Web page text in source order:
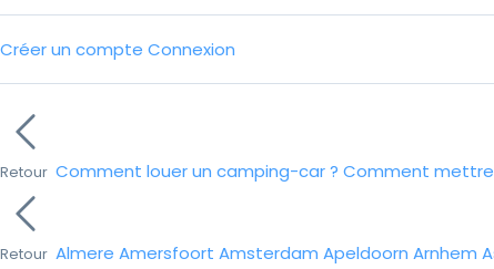
Créer un compte Connexion
Retour Comment louer un camping-car ? Comment
Retour Almere Amersfoort Amsterdam Apeldoorn Arnhem